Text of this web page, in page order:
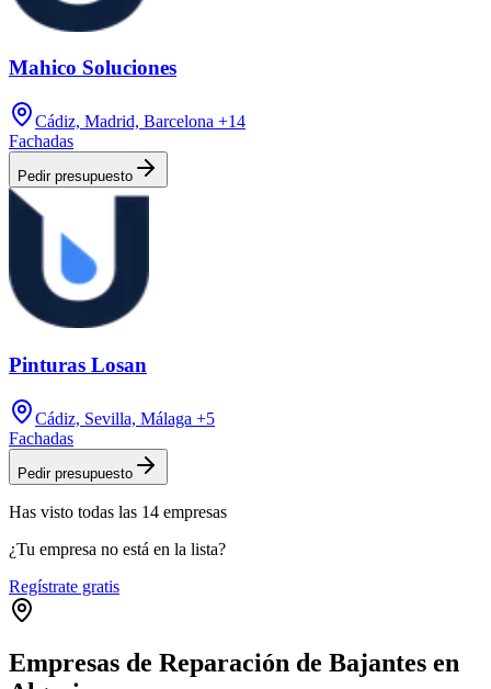
Mahico Soluciones
Cádiz, Madrid, Barcelona +14
Fachadas
Pedir presupuesto
Pinturas Losan
Cádiz, Sevilla, Málaga +5
Fachadas
Pedir presupuesto
Has visto todas las 14 empresas
¿Tu empresa no está en la lista?
Regístrate gratis
Empresas de Reparación de Bajantes en